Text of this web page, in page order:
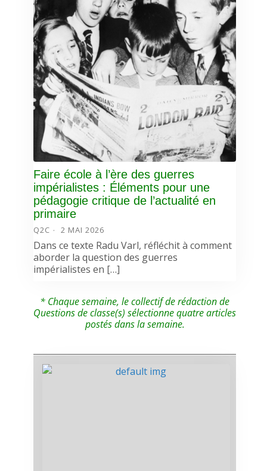
Faire école à l’ère des guerres
impérialistes : Éléments pour une
pédagogie critique de l’actualité en
primaire
Q2C 2 MAI 2026
Dans ce texte Radu Varl, réfléchit à comment
aborder la question des guerres
impérialistes en […]
* Chaque semaine, le collectif de rédaction de
Questions de classe(s) sélectionne quatre articles
postés dans la semaine.